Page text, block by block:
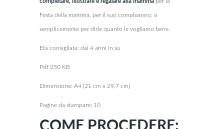
Festa della mamma, per il suo compleanno, o
semplicemente per dirle quanto le vogliamo bene.
Età consigliata: dai 4 anni in su
Pdf 250 KB
Dimensione: A4 (21 cm x 29,7 cm)
Pagine da stampare: 10